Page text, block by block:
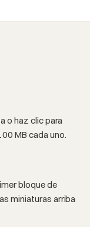
o haz clic para
MB cada uno.
bloque de
miniaturas arriba